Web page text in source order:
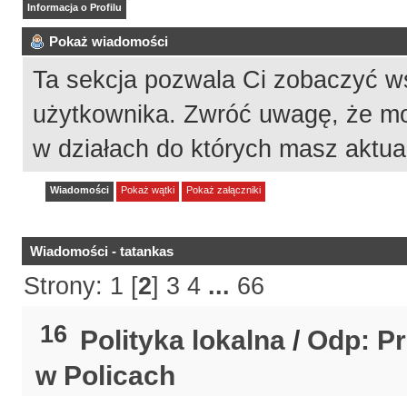
Informacja o Profilu
Pokaż wiadomości
Ta sekcja pozwala Ci zobaczyć
użytkownika. Zwróć uwagę, że
w działach do których masz
Wiadomości Pokaż wątki Pokaż załączniki
Wiadomości - tatankas
Strony: 1 [2] 3 4 ... 66
16 Polityka lokalna / Odp:
w Policach